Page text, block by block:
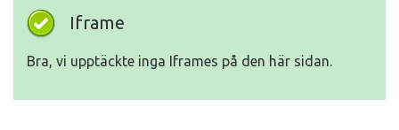
Iframe
Bra, vi upptäckte inga Iframes på den här sidan.